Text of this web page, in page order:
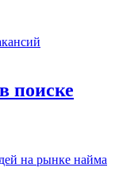
поиске